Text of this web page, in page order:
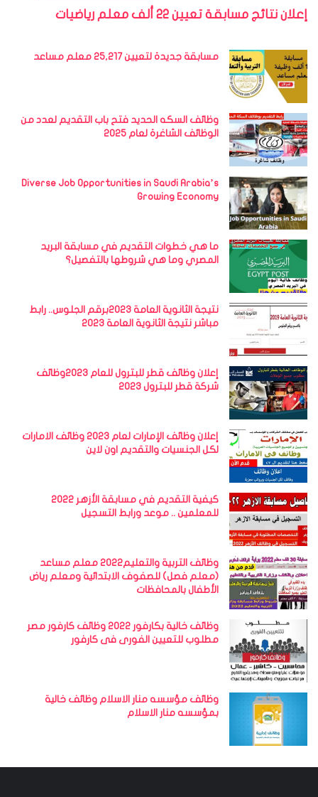
إعلان نتائج مسابقة تعيين 22 ألف معلم رياضيات
مسابقة جديدة لتعيين 25,217 معلم مساعد
وظائف السكه الحديد فتح باب التقديم لعدد من
الوظائف الشاغرة لعام 2025
Diverse Job Opportunities in Saudi Arabia’s
Growing Economy
ما هي خطوات التقديم في مسابقة البريد
المصري وما هي شروطها بالتفصيل؟
نتيجة الثانوية العامة 2023برقم الجلوس.. رابط
مباشر نتيجة الثانوية العامة 2023
إعلان وظائف قطر للبترول للعام 2023وظائف
شركة قطر للبترول 2023
إعلان وظائف الإمارات لعام 2023 وظائف الامارات
لكل الجنسيات والتقديم اون لاين
كيفية التقديم في مسابقة الأزهر 2022
للمعلمين .. موعد ورابط التسجيل
وظائف التربية والتعليم2022 معلم مساعد
(معلم فصل) للصفوف الابتدائية ومعلم رياض
الأطفال بالمحافظات
وظائف خالية بكارفور 2022 وظائف كارفور مصر
مطلوب للتعيين الفورى فى كارفور
وظائف مؤسسه منار الاسلام وظائف خالية
بمؤسسه منار الاسلام